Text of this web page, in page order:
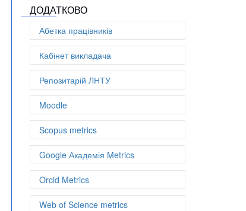
ДОДАТКОВО
Абетка працівників
Кабінет викладача
Репозитарій ЛНТУ
Moodle
Scopus metrics
Google Академія Metrics
Orcid Metrics
Web of Science metrics